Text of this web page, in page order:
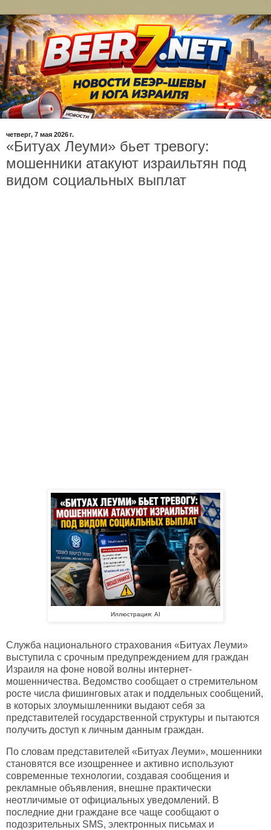
четверг, 7 мая 2026 г.
«Битуах Леуми» бьет тревогу:
мошенники атакуют израильтян под
видом социальных выплат
Иллюстрация: AI
Служба национального страхования «Битуах Леуми»
выступила с срочным предупреждением для граждан
Израиля на фоне новой волны интернет-
мошенничества. Ведомство сообщает о стремительном
росте числа фишинговых атак и поддельных сообщений,
в которых злоумышленники выдают себя за
представителей государственной структуры и пытаются
получить доступ к личным данным граждан.
По словам представителей «Битуах Леуми», мошенники
становятся все изощреннее и активно используют
современные технологии, создавая сообщения и
рекламные объявления, внешне практически
неотличимые от официальных уведомлений. В
последние дни граждане все чаще сообщают о
подозрительных SMS, электронных письмах и